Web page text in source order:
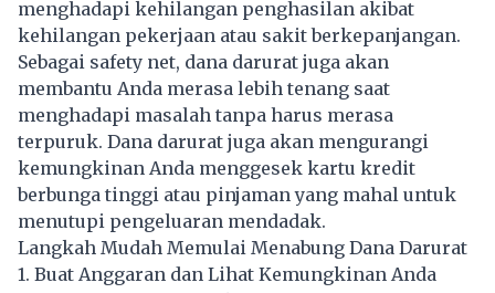
menghadapi kehilangan penghasilan akibat
kehilangan pekerjaan atau sakit berkepanjangan.
Sebagai safety net, dana darurat juga akan
membantu Anda merasa lebih tenang saat
menghadapi masalah tanpa harus merasa
terpuruk. Dana darurat juga akan mengurangi
kemungkinan Anda menggesek kartu kredit
berbunga tinggi atau pinjaman yang mahal untuk
menutupi pengeluaran mendadak.
Langkah Mudah Memulai Menabung Dana Darurat
1. Buat Anggaran dan Lihat Kemungkinan Anda